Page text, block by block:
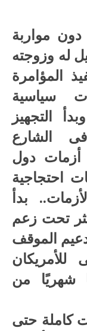
مواربة
له وزوجته
المؤامرة
سياسية
التجهيز
الشارع
دول
احتجاجية
بدأ
تحت زعم
الموقف
شهريًا من
كاملة حتى